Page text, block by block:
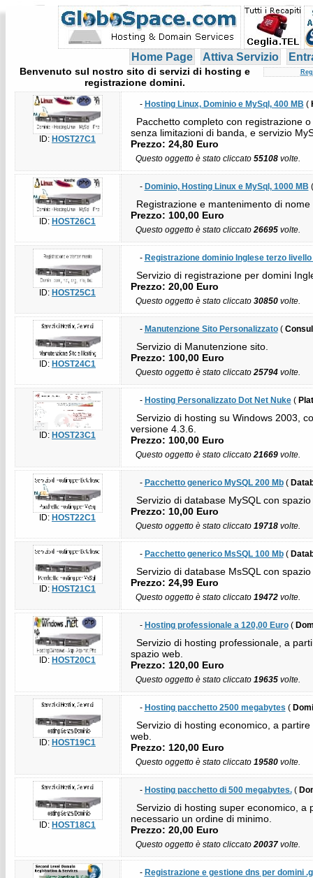
Home Page Attiva Servizio
Benvenuto sul nostro sito di servizi di hosting e
registrazione domini.
ID: HOST27C1
- Hosting Linux, Dominio e MySql, 400 MB (
Pacchetto completo con registrazione
senza limitazioni di banda, e servizio
Prezzo: 24,80 Euro
Questo oggetto è stato cliccato 55108volte.
ID: HOST26C1
- Dominio, Hosting Linux e MySql, 1000 MB
Registrazione e mantenimento di
Prezzo: 100,00 Euro
Questo oggetto è stato cliccato26695volte.
ID: HOST25C1
- Registrazione dominio Inglese terzo
Servizio di registrazione per domini
Prezzo: 20,00 Euro
Questo oggetto è stato cliccato 30850volte.
ID: HOST24C1
- Manutenzione Sito Personalizzato(
Servizio di Manutenzione sito.
Prezzo: 100,00 Euro
Questo oggetto è stato cliccato25794volte.
ID: HOST23C1
- Hosting Personalizzato Dot Net Nuke(
Servizio di hosting su Windows 2003,
versione 4.3.6.
Prezzo: 100,00 Euro
Questo oggetto è stato cliccato21669volte.
ID: HOST22C1
- Pacchetto generico MySQL 200 Mb(
Servizio di database MySQL con
Prezzo: 10,00 Euro
Questo oggetto è stato cliccato 19718volte.
ID: HOST21C1
- Pacchetto generico MsSQL 100 Mb(
Servizio di database MsSQL con
Prezzo: 24,99 Euro
Questo oggetto è stato cliccato 19472volte.
ID: HOST20C1
- Hosting professionale a 120,00 Euro(
Servizio di hosting professionale, a
spazio web.
Prezzo: 120,00 Euro
Questo oggetto è stato cliccato 19635volte.
ID: HOST19C1
- Hosting pacchetto 2500 megabytes (
Servizio di hosting economico, a
web.
Prezzo: 120,00 Euro
Questo oggetto è stato cliccato 19580volte.
ID: HOST18C1
- Hosting pacchetto di 500 megabytes.(
Servizio di hosting super economico, a
necessario un ordine di minimo.
Prezzo: 20,00 Euro
Questo oggetto è stato cliccato20037volte.
- Registrazione e gestione dns per domini